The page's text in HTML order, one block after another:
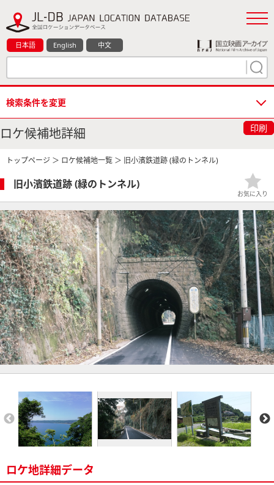
日本語 English 中文
検索条件を変更
ロケ候補地詳細 印刷
トップページ ＞ ロケ候補地一覧 ＞ 旧小濱鉄道跡 (緑のトンネル)
旧小濱鉄道跡 (緑のトンネル)
お気に入り
ロケ地詳細データ